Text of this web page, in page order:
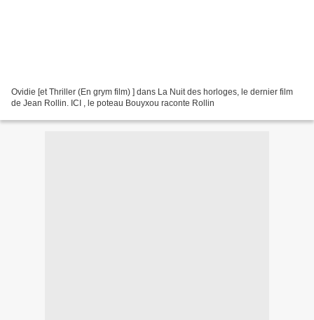
Ovidie [et Thriller (En grym film) ] dans La Nuit des horloges, le dernier film
de Jean Rollin. ICI , le poteau Bouyxou raconte Rollin